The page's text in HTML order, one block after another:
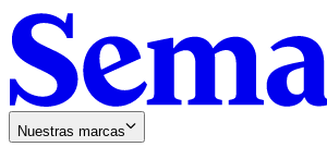
Nuestras marcas